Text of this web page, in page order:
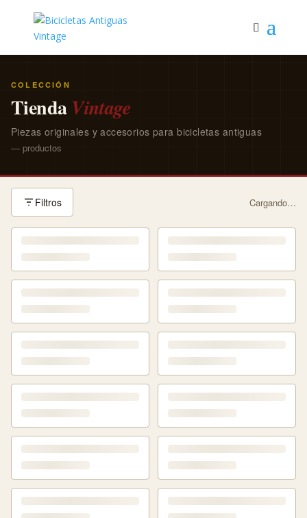
COLECCIÓN
Tienda Vintage
Piezas originales y accesorios para bicicletas antiguas
— productos
Filtros Cargando…